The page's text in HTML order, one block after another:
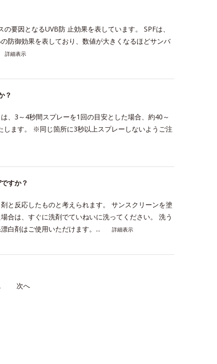
要因となるUVB防 止効果を表しています。 SPFは、
防御効果を表しており、数値が大きくなるほどサンバ
詳細表示
？
、3～4秒間スプレーを1回の目安とした場合、約40～
ます。 ※同じ箇所に3秒以上スプレーしないようご注
すか？
と反応したものと考えられます。 サンスクリーンを塗
合は、すぐに洗剤でていねいに洗ってください。 洗う
白剤はご使用いただけます。...
詳細表示